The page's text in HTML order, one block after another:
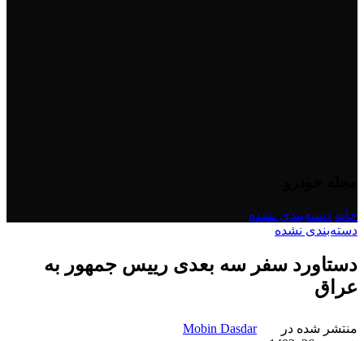
خانه دسته‌بندی نشده
دسته‌بندی نشده
دستاورد سفر سه بعدی رییس جمهور به
عراق
منتشر شده در
Mobin Dasdar